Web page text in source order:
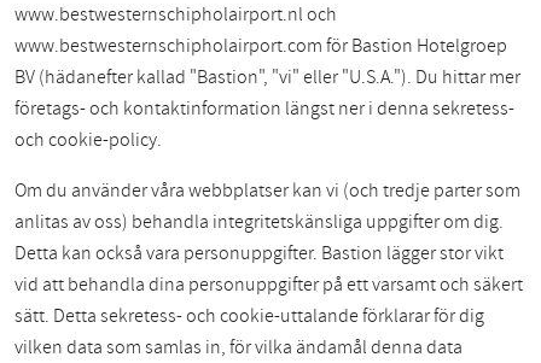
www.bestwesternschipholairport.nl och
www.bestwesternschipholairport.com för Bastion Hotelgroep
BV (hädanefter kallad "Bastion", "vi" eller "U.S.A."). Du hittar mer
företags- och kontaktinformation längst ner i denna sekretess-
och cookie-policy.
Om du använder våra webbplatser kan vi (och tredje parter som
anlitas av oss) behandla integritetskänsliga uppgifter om dig.
Detta kan också vara personuppgifter. Bastion lägger stor vikt
vid att behandla dina personuppgifter på ett varsamt och säkert
sätt. Detta sekretess- och cookie-uttalande förklarar för dig
vilken data som samlas in, för vilka ändamål denna data